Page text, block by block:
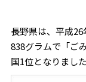
長野県は、平成
838グラムで「ご
国1位となりました